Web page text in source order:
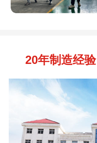
20年制造经验